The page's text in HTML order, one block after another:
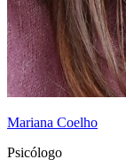
Mariana Coelho
Psicólogo